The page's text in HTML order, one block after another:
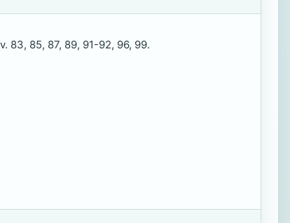
83, 85, 87, 89, 91-92, 96, 99.